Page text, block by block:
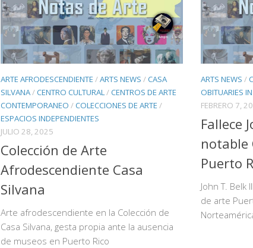
ARTE AFRODESCENDIENTE /ARTS NEWS /CASA
SILVANA/CENTRO CULTURAL/CENTROS DE ARTE
CONTEMPORANEO /COLECCIONES DE ARTE /
ESPACIOS INDEPENDIENTES
JULIO 28, 2025
Colección de Arte
Afrodescendiente Casa
Silvana
Arte afrodescendiente en la Colección de
Casa Silvana, gesta propia ante la ausencia
de museos en Puerto Rico
ARTS NEWS /
OBITUARIES
FEBRERO 7,
Fallece
notable
Puerto
John T. Belk
de arte